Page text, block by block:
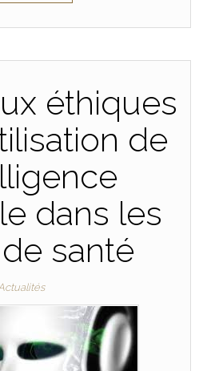
éthiques
de
dans les
santé